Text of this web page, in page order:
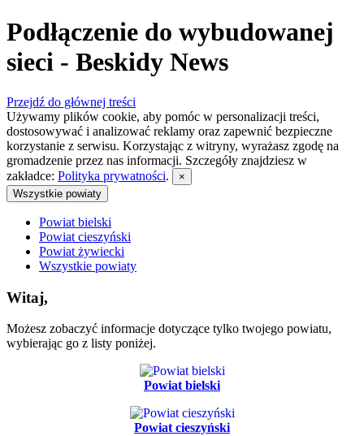
Podłączenie do wybudowanej
sieci - Beskidy News
Przejdź do głównej treści
Używamy plików cookie, aby pomóc w personalizacji treści,
dostosowywać i analizować reklamy oraz zapewnić bezpieczne
korzystanie z serwisu. Korzystając z witryny, wyrażasz zgodę na
gromadzenie przez nas informacji. Szczegóły znajdziesz w
zakładce: Polityka prywatności.
×
Wszystkie powiaty
Powiat bielski
Powiat cieszyński
Powiat żywiecki
Wszystkie powiaty
Witaj,
Możesz zobaczyć informacje dotyczące tylko twojego powiatu,
wybierając go z listy poniżej.
Powiat bielski
Powiat cieszyński